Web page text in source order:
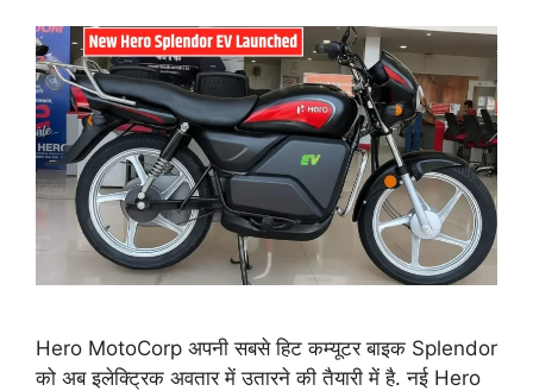
Hero MotoCorp अपनी सबसे हिट कम्यूटर बाइक Splendor
को अब इलेक्ट्रिक अवतार में उतारने की तैयारी में है. नई Hero